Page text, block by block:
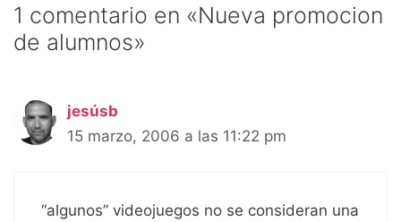
1 comentario en «Nueva promocion
de alumnos»
jesúsb
15 marzo, 2006 a las 11:22 pm
“algunos” videojuegos no se consideran una